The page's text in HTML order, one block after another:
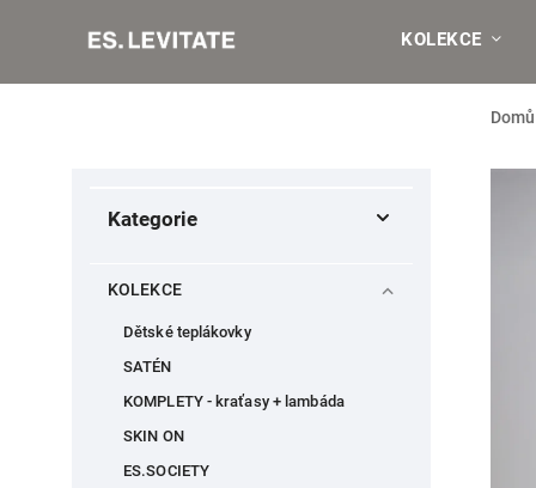
KOLEKCE
Domů
Kategorie
KOLEKCE
Dětské teplákovky
SATÉN
KOMPLETY - kraťasy + lambáda
SKIN ON
ES.SOCIETY